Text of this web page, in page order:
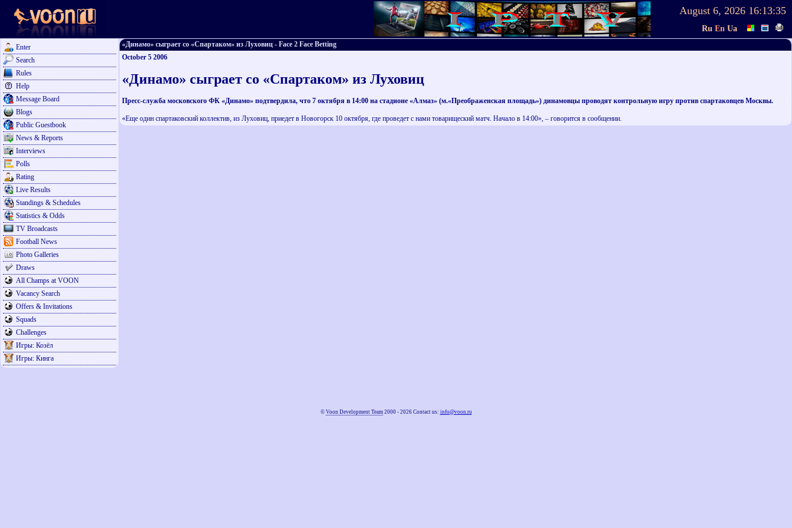
August 6, 2026 16:13:35
Ru En Ua
Enter
Search
Rules
Help
Message Board
Blogs
Public Guestbook
News & Reports
Interviews
Polls
Rating
Live Results
Standings & Schedules
Statistics & Odds
TV Broadcasts
Football News
Photo Galleries
Draws
All Champs at VOON
Vacancy Search
Offers & Invitations
Squads
Challenges
Игры: Козёл
Игры: Кинга
«Динамо» сыграет со «Спартаком» из Луховиц - Face 2 Face Betting
October 5 2006
«Динамо» сыграет со «Спартаком» из Луховиц
Пресс-служба московского ФК «Динамо» подтвердила, что 7 октября в 14:00 на стадионе «Алмаз» (м.«Преображенская площадь») динамовцы проводят контрольную игру против спартаковцев Москвы.
«Еще один спартаковский коллектив, из Луховиц, приедет в Новогорск 10 октября, где проведет с нами товарищеский матч. Начало в 14:00», – говорится в сообщении.
© Voon Development Team2000 - 2026 Contact us: info@voon.ru